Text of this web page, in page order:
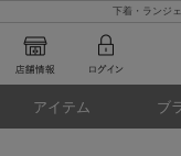
下着・ランジ
アイテム ブ